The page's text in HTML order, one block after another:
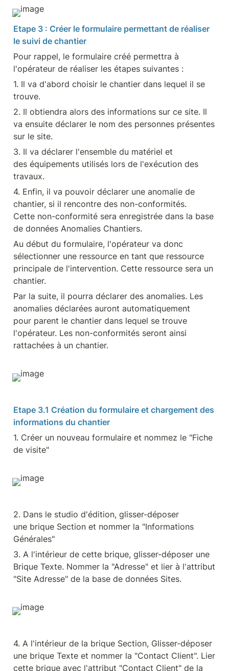
Etape 3 : Créer le formulaire permettant de réaliser
le suivi de chantier
Pour rappel, le formulaire créé permettra à
l'opérateur de réaliser les étapes suivantes :
1. Il va d'abord choisir le chantier dans lequel il se
trouve.
2. Il obtiendra alors des informations sur ce site. Il
va ensuite déclarer le nom des personnes présentes
sur le site.
3. Il va déclarer l'ensemble du matériel et
des équipements utilisés lors de l'exécution des
travaux.
4. Enfin, il va pouvoir déclarer une anomalie de
chantier, si il rencontre des non-conformités.
Cette non-conformité sera enregistrée dans la base
de données Anomalies Chantiers.
Au début du formulaire, l'opérateur va donc
sélectionner une ressource en tant que ressource
principale de l'intervention. Cette ressource sera un
chantier.
Par la suite, il pourra déclarer des anomalies. Les
anomalies déclarées auront automatiquement
pour parent le chantier dans lequel se trouve
l'opérateur. Les non-conformités seront ainsi
rattachées à un chantier.
Etape 3.1 Création du formulaire et chargement des
informations du chantier
1. Créer un nouveau formulaire et nommez le "Fiche
de visite"
2. Dans le studio d'édition, glisser-déposer
une brique Section et nommer la "Informations
Générales"
3. A l'intérieur de cette brique, glisser-déposer une
Brique Texte. Nommer la "Adresse" et lier à l'attribut
"Site Adresse" de la base de données Sites.
4. A l'intérieur de la brique Section, Glisser-déposer
une brique Texte et nommer la "Contact Client". Lier
cette brique avec l'attribut "Contact Client" de la